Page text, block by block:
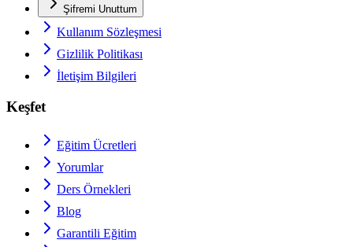
Şifremi Unuttum
Kullanım Sözleşmesi
Gizlilik Politikası
İletişim Bilgileri
Keşfet
Eğitim Ücretleri
Yorumlar
Ders Örnekleri
Blog
Garantili Eğitim